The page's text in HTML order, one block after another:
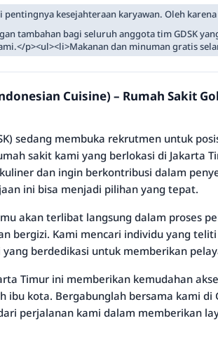
pentingnya kesejahteraan karyawan. Oleh
tambahan bagi seluruh anggota tim GDSK
p><ul><li>Makanan dan minuman gratis
Cuisine) – Rumah Sakit
sedang membuka rekrutmen untuk
sakit kami yang berlokasi di Jakarta
dan ingin berkontribusi dalam
ini bisa menjadi pilihan yang tepat.
akan terlibat langsung dalam proses
bergizi. Kami mencari individu yang
berdedikasi untuk memberikan
Timur ini memberikan kemudahan
ibu kota. Bergabunglah bersama kami di
perjalanan kami dalam memberikan